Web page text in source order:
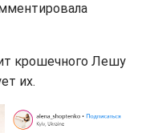
крошечного Лешу
их.